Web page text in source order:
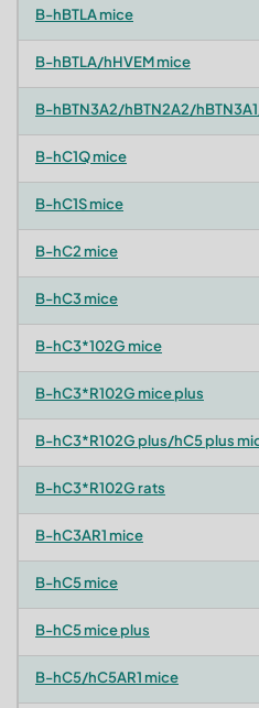
B-hBTLA mice
B-hBTLA/hHVEM mice
B-hBTN3A2/hBTN2A2/
B-hC1Q mice
B-hC1S mice
B-hC2 mice
B-hC3 mice
B-hC3*102G mice
B-hC3*R102G mice plus
B-hC3*R102G plus/hC5 plus
B-hC3*R102G rats
B-hC3AR1 mice
B-hC5 mice
B-hC5 mice plus
B-hC5/hC5AR1 mice